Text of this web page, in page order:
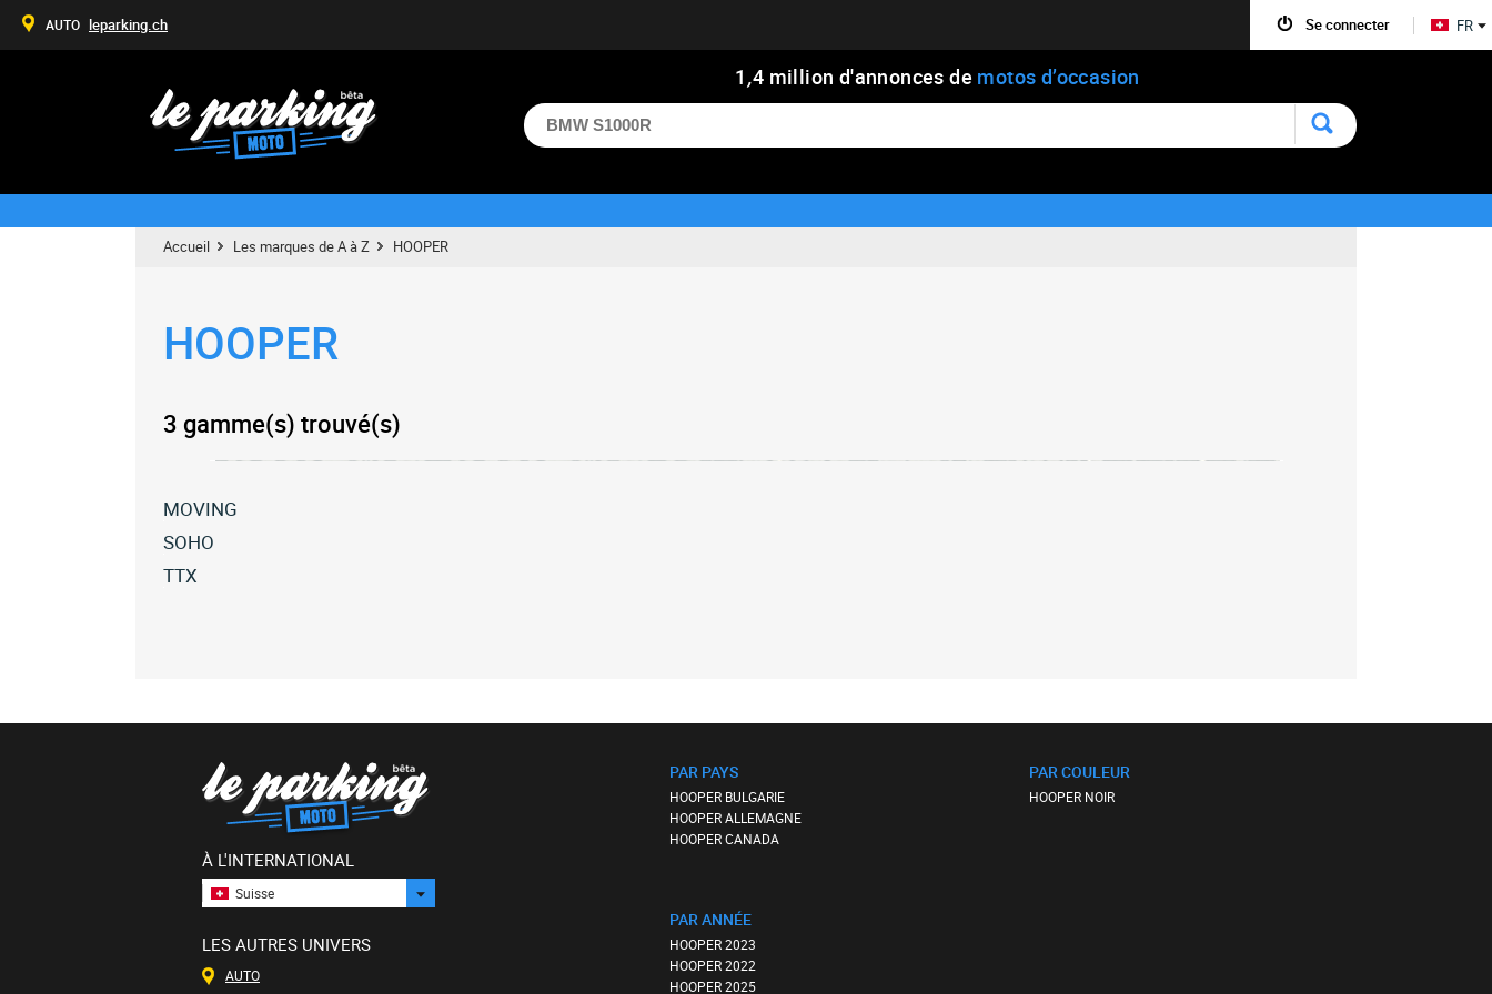
1 ,4 million d'annonces de motos d’occasion
Accueil Les marques de A à Z HOOPER
HOOPER
3 gamme(s) trouvé(s)
MOVING
Toutes
hooper
SOHO
Toutes
TTX
À L'INTERNATIONAL
Suisse
LES AUTRES UNIVERS
AUTO
PAR PAYS
HOOPER BULGARIE
HOOPER ALLEMAGNE
HOOPER CANADA
PAR ANNÉE
HOOPER 2023
HOOPER 2022
HOOPER 2025
PAR COULEUR
HOOPER NOIR
Se connecter
AUTO leparking.ch FR